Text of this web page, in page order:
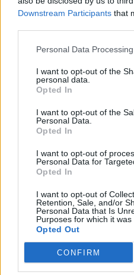
Downstream Participants that
Personal Data
I want to opt-out of the
personal data.
Opted In
I want to opt-out of the
Personal Data.
Opted In
I want to opt-out of
Personal Data for
Opted In
I want to opt-out of
Retention, Sale, and/or
Personal Data that Is
Purposes for which it was
Opted Out
CONFIRM
Los mejores canales
nuestra audiencia.
quieras
¿Qué día crearías tu?
Calendarios
Calendario Laboral
Calendario Laboral
Calendario
Calendario Lunar
Calendario de Días
2027